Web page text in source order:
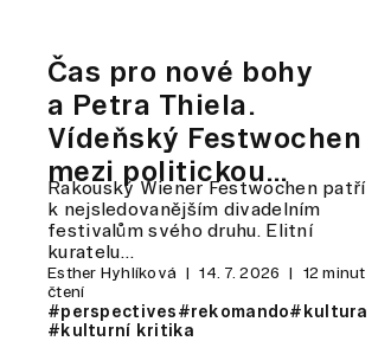
Čas pro nové bohy
a Petra Thiela.
Vídeňský Festwochen
mezi politickou
angažovaností
a virtue signalling
Rakouský Wiener Festwochen patří
k nejsledovanějším divadelním
festivalům svého druhu. Elitní
kuratelu…
Esther Hyhlíková 14. 7. 2026
12 minut
čtení
#perspectives#rekomando#kultura
#kulturní kritika